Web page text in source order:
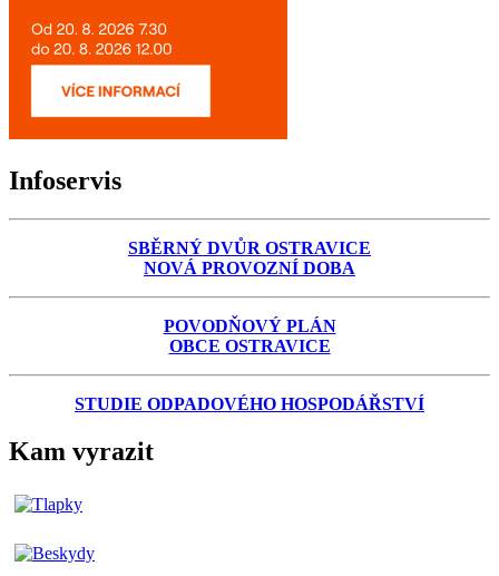
Infoservis
SBĚRNÝ DVŮR OSTRAVICE
NOVÁ PROVOZNÍ DOBA
POVODŇOVÝ PLÁN
OBCE OSTRAVICE
STUDIE ODPADOVÉHO HOSPODÁŘSTVÍ
Kam vyrazit